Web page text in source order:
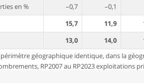
en %
–0,7 –0,1
15,7 11,9
13,0 14,0
géographique identique, dans la
RP2007 au RP2023 exploitations